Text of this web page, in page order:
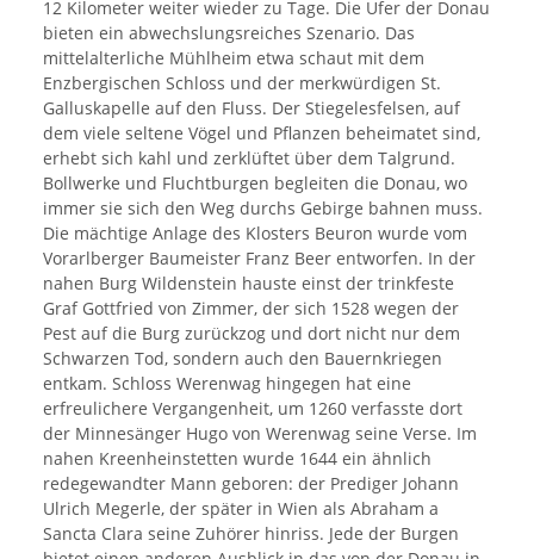
12 Kilometer weiter wieder zu Tage. Die Ufer der Donau
bieten ein abwechslungsreiches Szenario. Das
mittelalterliche Mühlheim etwa schaut mit dem
Enzbergischen Schloss und der merkwürdigen St.
Galluskapelle auf den Fluss. Der Stiegelesfelsen, auf
dem viele seltene Vögel und Pflanzen beheimatet sind,
erhebt sich kahl und zerklüftet über dem Talgrund.
Bollwerke und Fluchtburgen begleiten die Donau, wo
immer sie sich den Weg durchs Gebirge bahnen muss.
Die mächtige Anlage des Klosters Beuron wurde vom
Vorarlberger Baumeister Franz Beer entworfen. In der
nahen Burg Wildenstein hauste einst der trinkfeste
Graf Gottfried von Zimmer, der sich 1528 wegen der
Pest auf die Burg zurückzog und dort nicht nur dem
Schwarzen Tod, sondern auch den Bauernkriegen
entkam. Schloss Werenwag hingegen hat eine
erfreulichere Vergangenheit, um 1260 verfasste dort
der Minnesänger Hugo von Werenwag seine Verse. Im
nahen Kreenheinstetten wurde 1644 ein ähnlich
redegewandter Mann geboren: der Prediger Johann
Ulrich Megerle, der später in Wien als Abraham a
Sancta Clara seine Zuhörer hinriss. Jede der Burgen